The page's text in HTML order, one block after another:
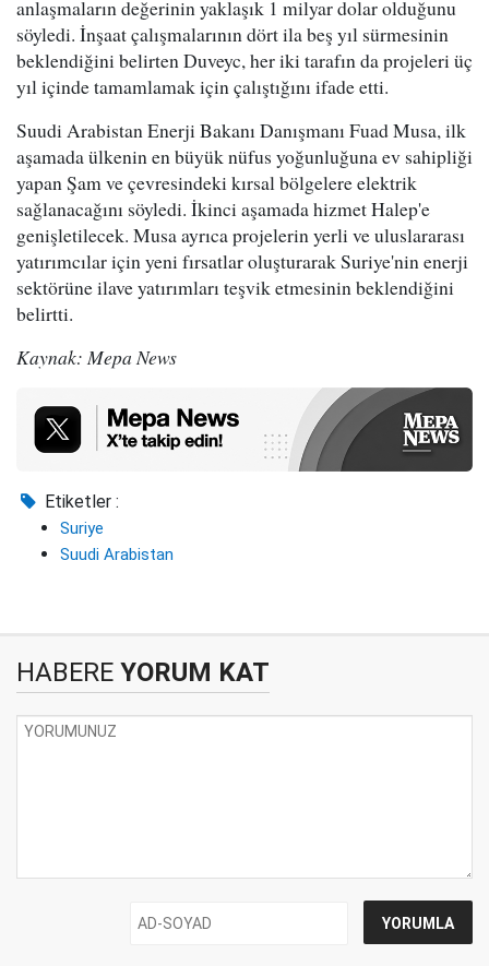
anlaşmaların değerinin yaklaşık 1 milyar dolar olduğunu
söyledi. İnşaat çalışmalarının dört ila beş yıl sürmesinin
beklendiğini belirten Duveyc, her iki tarafın da projeleri üç
yıl içinde tamamlamak için çalıştığını ifade etti.
Suudi Arabistan Enerji Bakanı Danışmanı Fuad Musa, ilk
aşamada ülkenin en büyük nüfus yoğunluğuna ev sahipliği
yapan Şam ve çevresindeki kırsal bölgelere elektrik
sağlanacağını söyledi. İkinci aşamada hizmet Halep'e
genişletilecek. Musa ayrıca projelerin yerli ve uluslararası
yatırımcılar için yeni fırsatlar oluşturarak Suriye'nin enerji
sektörüne ilave yatırımları teşvik etmesinin beklendiğini
belirtti.
Kaynak: Mepa News
Etiketler :
Suriye
Suudi Arabistan
HABERE YORUM KAT